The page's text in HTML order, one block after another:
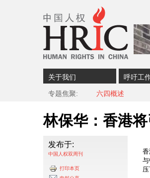
关于我们 呼吁工
专题焦聚 六四概述
林保华：香港
发布于:
中国人权双周刊
打印本页